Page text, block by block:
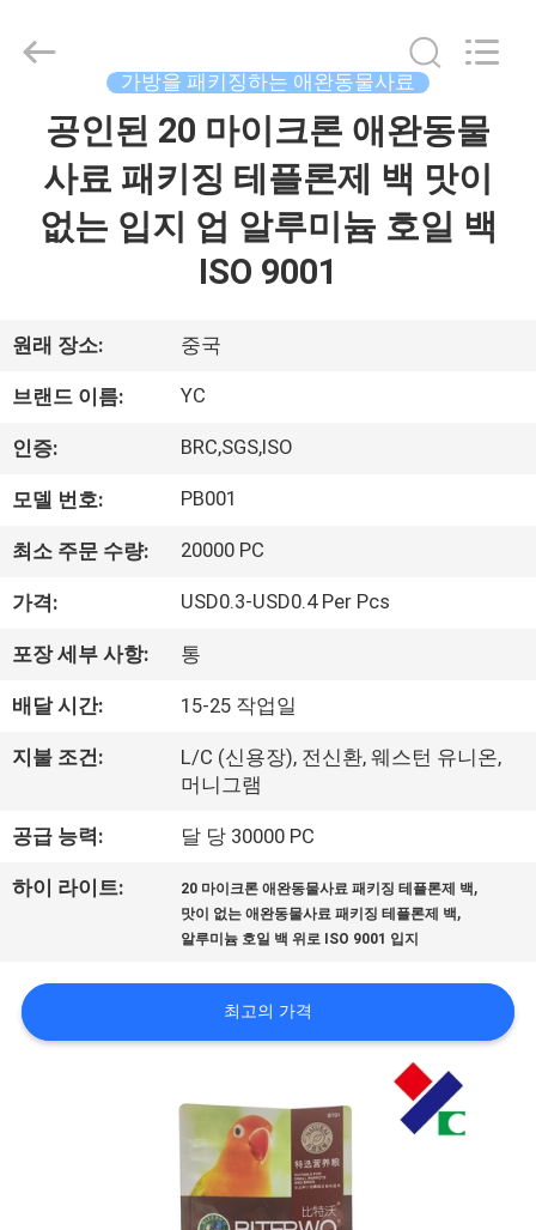
우
리
에
대
하
여
공
장
여
품
관
리
Guangzhou
Yucai
Reserved.
가방을 패키징하는 애완동물사료
공인된 20 마이크론 애완동물
사료 패키징 테플론제 백 맛이
없는 입지 업 알루미늄 호일 백
ISO 9001
원래 장소: 중국
브랜드 이름: YC
인증: BRC,SGS,ISO
모델 번호: PB001
최소 주문 수량: 20000 PC
가격: USD0.3-USD0.4 Per Pcs
포장 세부 사항: 통
배달 시간: 15-25 작업일
지불 조건:
L/C (신용장), 전신환, 웨스턴 유니온,
머니그램
공급 능력: 달 당 30000 PC
하이 라이트: 20 마이크론 애완동물사료 패키징 테플론제 백 ,
맛이 없는 애완동물사료 패키징 테플론제 백 ,
알루미늄 호일 백 위로 ISO 9001 입지
최고의 가격